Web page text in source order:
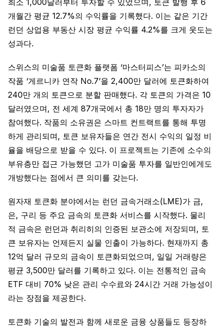
최소 1,000달러부터 투자할 수 있었으며, 토큰 발행 후 6
개월간 평균 12.7%의 수익률을 기록했다. 이는 같은 기간
런던 상업용 부동산 시장 평균 수익률 4.2%를 크게 웃도는
성과다.
스위스의 미술품 토큰화 플랫폼 ‘마스터피스’는 피카소의
작품 ‘게르니카 연작 No.7’을 2,400만 달러에 토큰화하여
240만 개의 토큰으로 분할 판매했다. 각 토큰의 가격은 10
달러였으며, 전 세계 87개국에서 총 18만 명의 투자자가
참여했다. 작품의 소유권은 스마트 컨트랙트를 통해 투명
하게 관리되며, 토큰 보유자들은 연간 전시 수익의 일정 비
율을 배당으로 받을 수 있다. 이 프로젝트는 기존에 소수의
부유층만 접근 가능했던 고가 미술품 투자를 일반인에게도
개방했다는 점에서 큰 의미를 갖는다.
원자재 토큰화 분야에서는 런던 금속거래소(LME)가 금,
은, 구리 등 주요 금속의 토큰화 서비스를 시작했다. 물리
적 금속은 런던과 취리히의 인증된 보관소에 저장되며, 토
큰 보유자는 언제든지 실물 인출이 가능하다. 현재까지 총
12억 달러 규모의 금속이 토큰화되었으며, 일일 거래량은
평균 3,500만 달러를 기록하고 있다. 이는 전통적인 금속
ETF 대비 70% 낮은 관리 수수료와 24시간 거래 가능성이
라는 장점을 제공한다.
토큰화 기술의 발전과 함께 새로운 금융 상품들도 등장하